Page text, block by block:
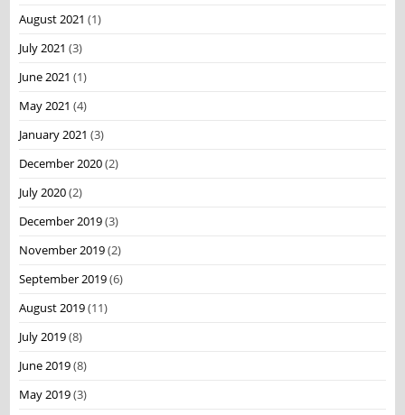
August 2021 (1)
July 2021 (3)
June 2021 (1)
May 2021 (4)
January 2021 (3)
December 2020(2)
July 2020(2)
December 2019(3)
November 2019(2)
September 2019(6)
August 2019(11)
July 2019(8)
June 2019(8)
May 2019(3)